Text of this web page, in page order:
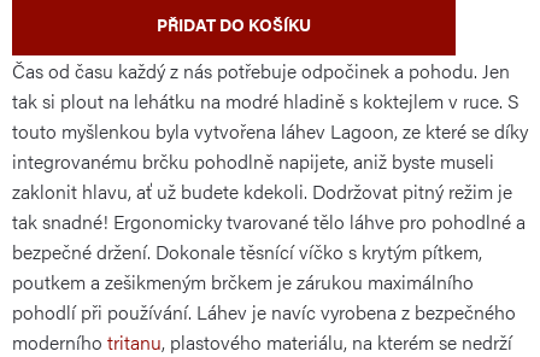
PŘIDAT DO KOŠÍKU
Čas od času každý z nás potřebuje odpočinek a pohodu. Jen
tak si plout na lehátku na modré hladině s koktejlem v ruce. S
touto myšlenkou byla vytvořena láhev Lagoon, ze které se díky
integrovanému brčku pohodlně napijete, aniž byste museli
zaklonit hlavu, ať už budete kdekoli. Dodržovat pitný režim je
tak snadné! Ergonomicky tvarované tělo láhve pro pohodlné a
bezpečné držení. Dokonale těsnící víčko s krytým pítkem,
poutkem a zešikmeným brčkem je zárukou maximálního
pohodlí při používání. Láhev je navíc vyrobena z bezpečného
moderního tritanu, plastového materiálu, na kterém se nedrží